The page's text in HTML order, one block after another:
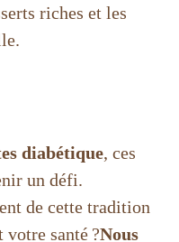
riches et les
diabétique, ces
un défi.
de cette tradition
santé ?Nous